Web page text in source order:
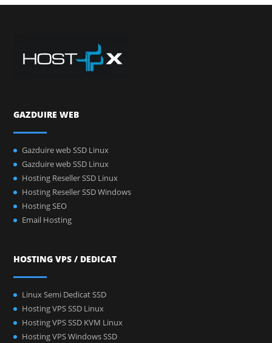
GAZDUIRE WEB
Gazduire web SSD Linux
Gazduire web SSD Linux
Hosting Reseller SSD Linux
Hosting Reseller SSD Windows
Hosting SEO
Email Hosting
HOSTING VPS / DEDICAT
Linux Semi Dedicat SSD
Hosting VPS SSD Linux
Hosting VPS SSD KVM Linux
Hosting VPS Windows SSD